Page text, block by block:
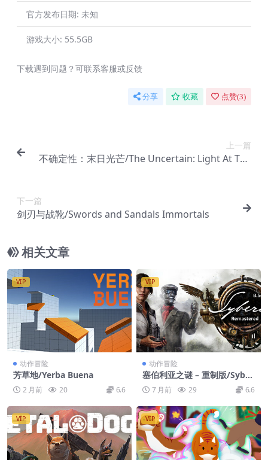
官方发布日期: 未知
游戏大小: 55.5GB
下载遇到问题？可联系客服或反馈
分享 收藏 点赞(3)
上一篇
不确定性：末日光芒/The Uncertain: Light At The
下一篇
剑刃与战靴/Swords and Sandals Immortals
相关文章
VIP
动作冒险
芳草地/Yerba Buena
2 月前 20 6.6
VIP
动作冒险
塞伯利亚之谜 – 重制版/Syber
ia – Remastered
7 月前 29 6.6
VIP VIP